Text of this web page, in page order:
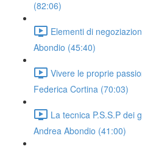
(82:06)
Elementi di
Abondio (45:40)
Vivere le proprie
Federica Cortina (70:03)
La tecnica P.S.S.P dei
Andrea Abondio (41:00)